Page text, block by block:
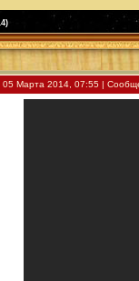
05 Марта 2014, 07:55 |